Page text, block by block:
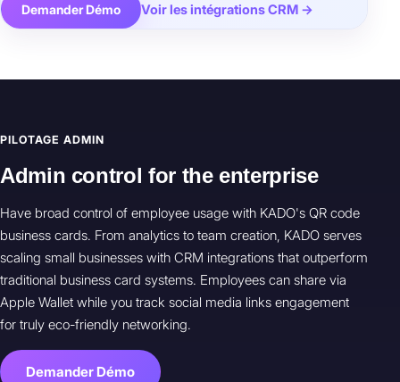
Demander Démo Voir les intégrations CRM →
PILOTAGE ADMIN
Admin control for the enterprise
Have broad control of employee usage with KADO's QR code
business cards. From analytics to team creation, KADO serves
scaling small businesses with CRM integrations that outperform
traditional business card systems. Employees can share via
Apple Wallet while you track social media links engagement
for truly eco-friendly networking.
Demander Démo JM